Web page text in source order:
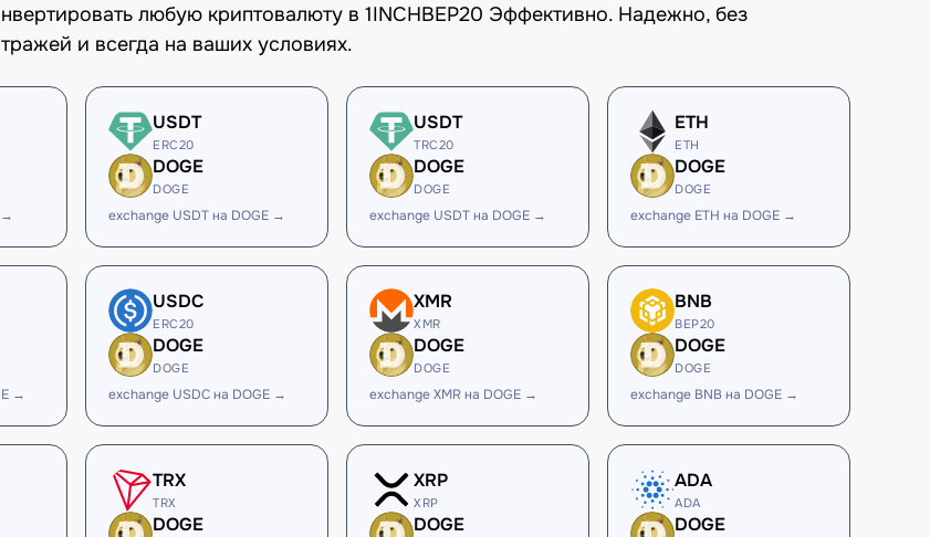
любую криптовалюту в 1INCHBEP20 Эффективно. Надежно, без
и всегда на ваших условиях.
→
USDT
ERC20
DOGE
DOGE
exchange USDT на DOGE →
USDT
TRC20
DOGE
DOGE
exchange USDT на DOGE →
ETH
ETH
DOGE
DOGE
exchange ETH на DOGE →
→
USDC
ERC20
DOGE
DOGE
exchange USDC на DOGE →
XMR
XMR
DOGE
DOGE
exchange XMR на DOGE →
BNB
BEP20
DOGE
DOGE
exchange BNB на DOGE →
TRX
TRX
DOGE
XRP
XRP
DOGE
ADA
ADA
DOGE